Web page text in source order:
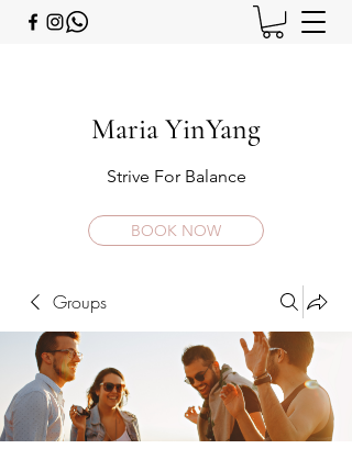
Maria YinYang
Strive For Balance
BOOK NOW
Groups